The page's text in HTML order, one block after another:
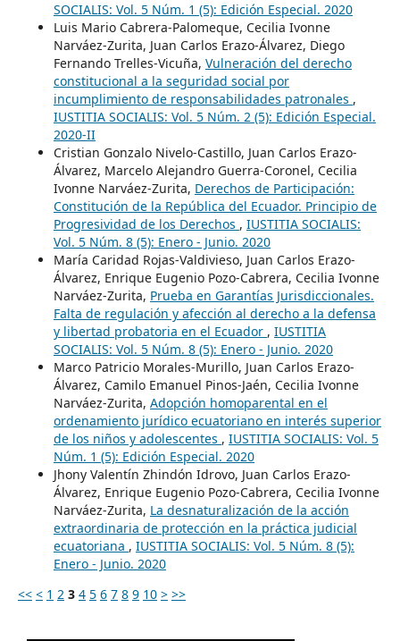
SOCIALIS: Vol. 5 Núm. 1 (5): Edición Especial. 2020
Luis Mario Cabrera-Palomeque, Cecilia Ivonne
Narváez-Zurita, Juan Carlos Erazo-Álvarez, Diego
Fernando Trelles-Vicuña, Vulneración del derecho
constitucional a la seguridad social por
incumplimiento de responsabilidades patronales ,
IUSTITIA SOCIALIS: Vol. 5 Núm. 2 (5): Edición Especial.
2020-II
Cristian Gonzalo Nivelo-Castillo, Juan Carlos Erazo-
Álvarez, Marcelo Alejandro Guerra-Coronel, Cecilia
Ivonne Narváez-Zurita, Derechos de Participación:
Constitución de la República del Ecuador. Principio de
Progresividad de los Derechos , IUSTITIA SOCIALIS:
Vol. 5 Núm. 8 (5): Enero - Junio. 2020
María Caridad Rojas-Valdivieso, Juan Carlos Erazo-
Álvarez, Enrique Eugenio Pozo-Cabrera, Cecilia Ivonne
Narváez-Zurita, Prueba en Garantías Jurisdiccionales.
Falta de regulación y afección al derecho a la defensa
y libertad probatoria en el Ecuador , IUSTITIA
SOCIALIS: Vol. 5 Núm. 8 (5): Enero - Junio. 2020
Marco Patricio Morales-Murillo, Juan Carlos Erazo-
Álvarez, Camilo Emanuel Pinos-Jaén, Cecilia Ivonne
Narváez-Zurita, Adopción homoparental en el
ordenamiento jurídico ecuatoriano en interés superior
de los niños y adolescentes , IUSTITIA SOCIALIS: Vol. 5
Núm. 1 (5): Edición Especial. 2020
Jhony Valentín Zhindón Idrovo, Juan Carlos Erazo-
Álvarez, Enrique Eugenio Pozo-Cabrera, Cecilia Ivonne
Narváez-Zurita, La desnaturalización de la acción
extraordinaria de protección en la práctica judicial
ecuatoriana , IUSTITIA SOCIALIS: Vol. 5 Núm. 8 (5):
Enero - Junio. 2020
<< < 1 2 3 4 5 6 7 8 9 10 > >>